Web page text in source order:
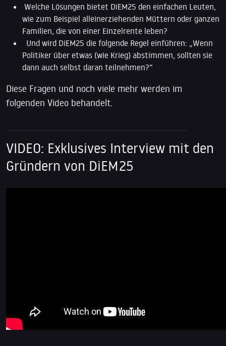
Welche Lösungen bietet DiEM25 den einfachen Leuten,
wie zum Beispiel alleinerziehenden Müttern oder ganzen
Familien, die von einer Einzelrente leben?
Und wird DiEM25 die folgende Regel einführen: „Wenn
Politiker über etwas (wie Krieg) abstimmen, sollten sie
dann auch selbst daran teilnehmen?“
Diese Fragen und noch viele mehr werden im
folgenden Video behandelt.
VIDEO: Exklusives Interview mit den
Gründern von DiEM25